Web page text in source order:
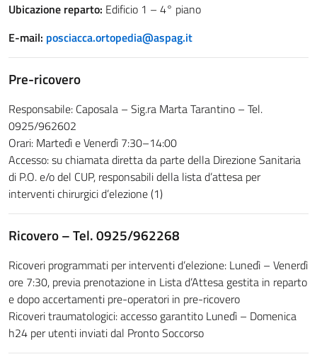
Ubicazione reparto: Edificio 1 – 4° piano
E-mail: posciacca.ortopedia@aspag.it
Pre-ricovero
Responsabile: Caposala – Sig.ra Marta Tarantino – Tel.
0925/962602
Orari: Martedì e Venerdì 7:30–14:00
Accesso: su chiamata diretta da parte della Direzione Sanitaria
di P.O. e/o del CUP, responsabili della lista d’attesa per
interventi chirurgici d’elezione (1)
Ricovero – Tel. 0925/962268
Ricoveri programmati per interventi d’elezione: Lunedì – Venerdì
ore 7:30, previa prenotazione in Lista d’Attesa gestita in reparto
e dopo accertamenti pre-operatori in pre-ricovero
Ricoveri traumatologici: accesso garantito Lunedì – Domenica
h24 per utenti inviati dal Pronto Soccorso